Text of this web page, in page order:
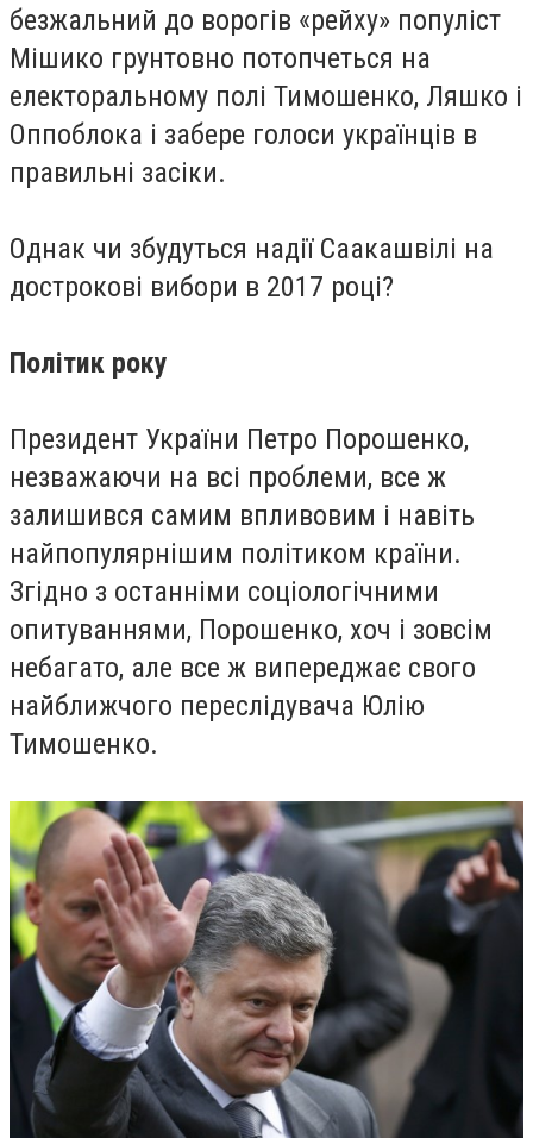
безжальний до ворогів «рейху» популіст
Мішико грунтовно потопчеться на
електоральному полі Тимошенко, Ляшко і
Оппоблока і забере голоси українців в
правильні засіки.
Однак чи збудуться надії Саакашвілі на
дострокові вибори в 2017 році?
Політик року
Президент України Петро Порошенко,
незважаючи на всі проблеми, все ж
залишився самим впливовим і навіть
найпопулярнішим політиком країни.
Згідно з останніми соціологічними
опитуваннями, Порошенко, хоч і зовсім
небагато, але все ж випереджає свого
найближчого переслідувача Юлію
Тимошенко.